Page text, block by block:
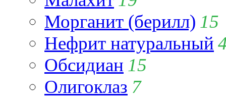
Морганит (берилл) 15
Нефрит натуральный
Обсидиан 15
Олигоклаз 7